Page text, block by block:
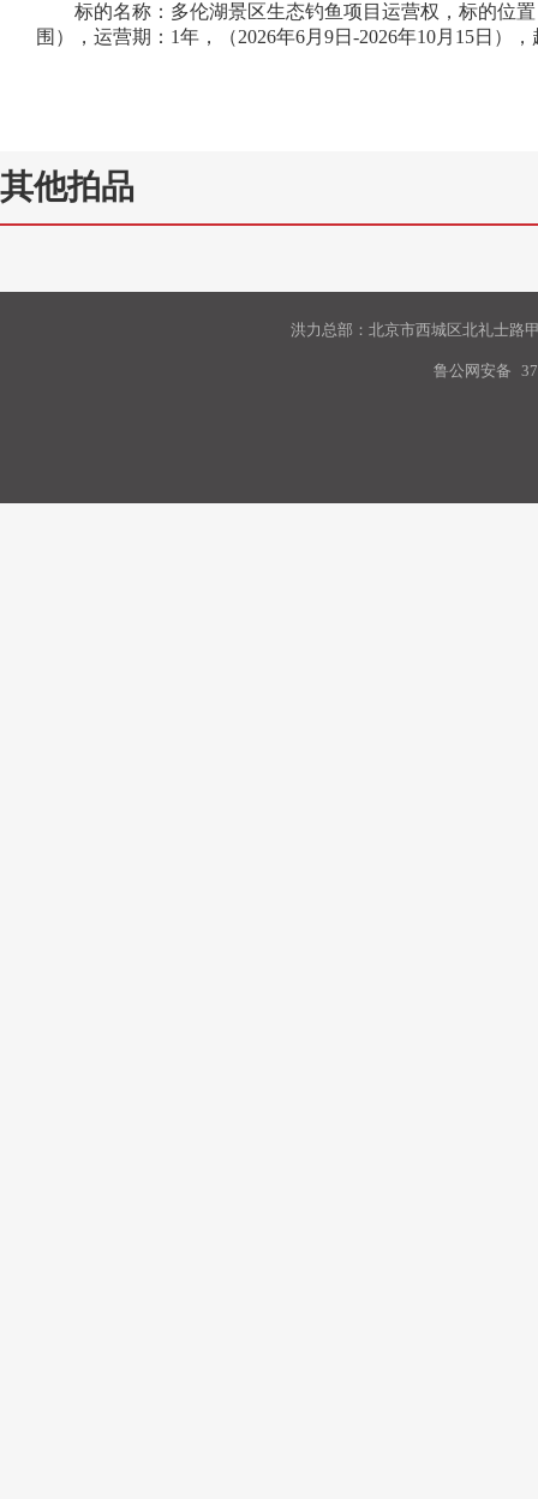
标的名称：多伦湖景区生态钓鱼项目 运营权，标的位
围）
， 运营期： 1年， （2026年6月 9日 -2026年10月15日 ）
其他拍品
洪力总部：北京市西城区北礼士路
鲁公网安备